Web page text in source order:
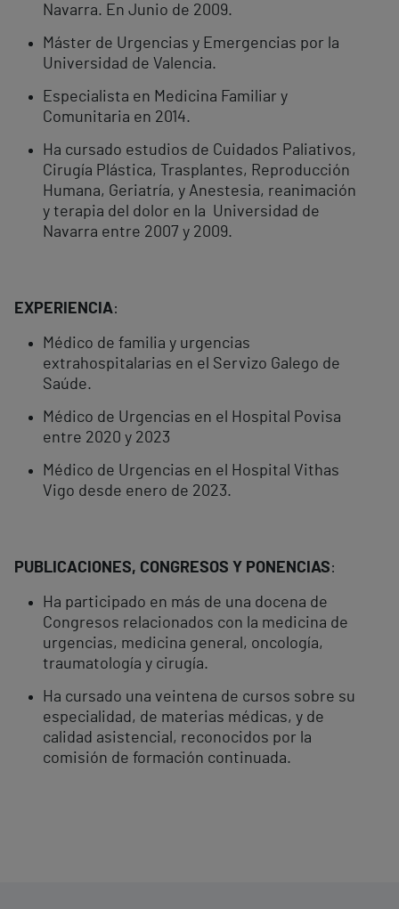
Navarra. En Junio de 2009.
Máster de Urgencias y Emergencias por la
Universidad de Valencia.
Especialista en Medicina Familiar y
Comunitaria en 2014.
Ha cursado estudios de Cuidados Paliativos,
Cirugía Plástica, Trasplantes, Reproducción
Humana, Geriatría, y Anestesia, reanimación
y terapia del dolor en la Universidad de
Navarra entre 2007 y 2009.
EXPERIENCIA:
Médico de familia y urgencias
extrahospitalarias en el Servizo Galego de
Saúde.
Médico de Urgencias en el Hospital Povisa
entre 2020 y 2023
Médico de Urgencias en el Hospital Vithas
Vigo desde enero de 2023.
PUBLICACIONES, CONGRESOS Y PONENCIAS:
Ha participado en más de una docena de
Congresos relacionados con la medicina de
urgencias, medicina general, oncología,
traumatología y cirugía.
Ha cursado una veintena de cursos sobre su
especialidad, de materias médicas, y de
calidad asistencial, reconocidos por la
comisión de formación continuada.